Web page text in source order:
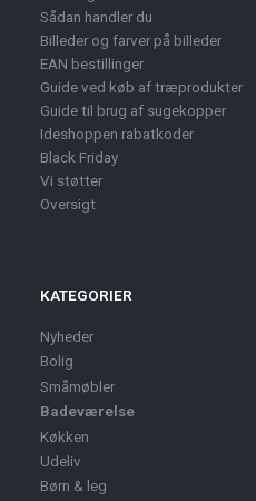
Sådan handler du
Billeder og farver på billeder
EAN bestillinger
Guide ved køb af træprodukter
Guide til brug af sugekopper
Ideshoppen rabatkoder
Black Friday
Vi støtter
Oversigt
KATEGORIER
Nyheder
Bolig
Småmøbler
Badeværelse
Køkken
Udeliv
Børn & leg